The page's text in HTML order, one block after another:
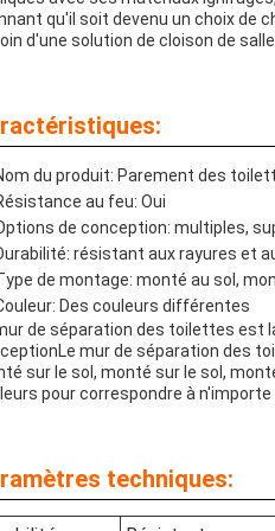
qu'il soit devenu un choix de
d'une solution de cloison de
du produit: Parement des
au feu: Oui
de conception: multiples,
résistant aux rayures et
de montage: monté au sol,
Des couleurs différentes
de séparation des toilettes est
mur de séparation des
sur le sol, monté sur le sol,
pour correspondre à n'importe
techniques: